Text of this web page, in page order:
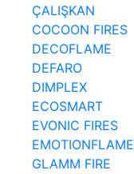
ÇALIŞKAN
COCOON FIRES
DECOFLAME
DEFARO
DIMPLEX
ECOSMART
EVONIC FIRES
EMOTIONFLAME
GLAMM FIRE